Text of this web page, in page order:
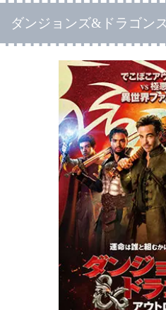
ダンジョンズ&ドラゴン